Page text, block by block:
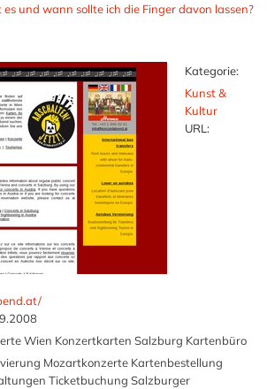
und wann sollte ich die Finger davon lassen?
Kategorie:
Kunst &
Kultur
URL:
Wien Konzertkarten Salzburg Kartenbüro
Mozartkonzerte Kartenbestellung
Ticketbuchung Salzburger